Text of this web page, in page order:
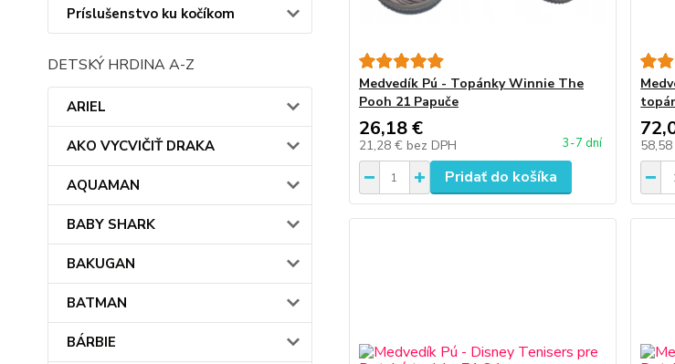
Príslušenstvo ku kočíkom
DETSKÝ HRDINA A-Z
ARIEL
AKO VYCVIČIŤ DRAKA
AQUAMAN
BABY SHARK
BAKUGAN
BATMAN
BÁRBIE
Medvedík Pú - Topánky Winnie The
Pooh 21 Papuče
26,18 €
21,28 € bez DPH 3-7 dní
Pridať do košíka